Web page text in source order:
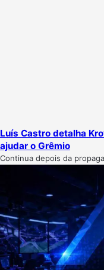
Luís Castro detalha
ajudar o Grêmio
Continua depois da